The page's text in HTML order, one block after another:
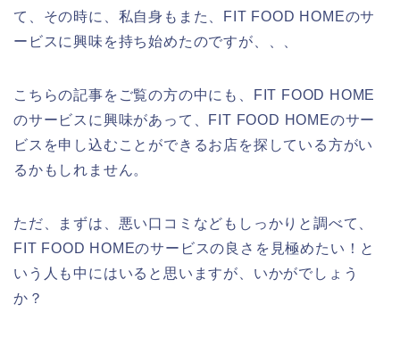
て、その時に、私自身もまた、FIT FOOD HOMEのサ
ービスに興味を持ち始めたのですが、、、
こちらの記事をご覧の方の中にも、FIT FOOD HOME
のサービスに興味があって、FIT FOOD HOMEのサー
ビスを申し込むことができるお店を探している方がい
るかもしれません。
ただ、まずは、悪い口コミなどもしっかりと調べて、
FIT FOOD HOMEのサービスの良さを見極めたい！と
いう人も中にはいると思いますが、いかがでしょう
か？